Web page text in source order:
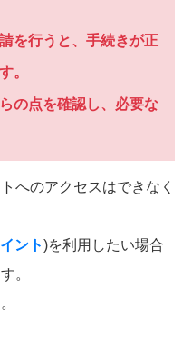
を行うと、手続きが正
。
の点を確認し、必要な
へのアクセスはできなく
ント)を利用したい場合
。